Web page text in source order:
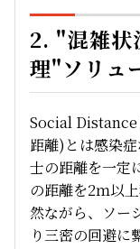
2. "混雑状
理"ソリュ
Social Distance
距離)とは感染
士の距離を一定
の距離を2ｍ以
然ながら、ソー
り三密の回避に